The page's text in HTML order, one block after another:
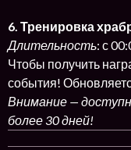
6. Тренировка
Длительность: с
Чтобы получить
события!
Внимание —
более 30 дней!